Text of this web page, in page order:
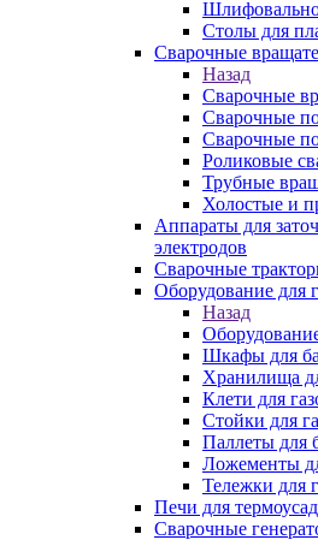
Столы для
Сварочные
Назад
Сварочные
Сварочные
Сварочные
Роликовые
Трубные
Холостые и
Аппараты для
электродов
Сварочные
Оборудование для
Назад
Шкафы для
Хранилища
Клети для
Стойки для
Паллеты для
Ложементы
Тележки для
Печи для
Сварочные